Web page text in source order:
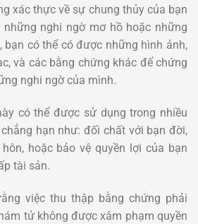
xác thực về sự chung thủy của bạn
nghi ngờ mơ hồ hoặc những
có thể có được những hình ảnh,
và các bằng chứng khác để chứng
nghi ngờ của mình.
có thể được sử dụng trong nhiều
hạn như: đối chất với bạn đời,
hoặc bảo vệ quyền lợi của bạn
tài sản.
việc thu thập bằng chứng phải
tử không được xâm phạm quyền